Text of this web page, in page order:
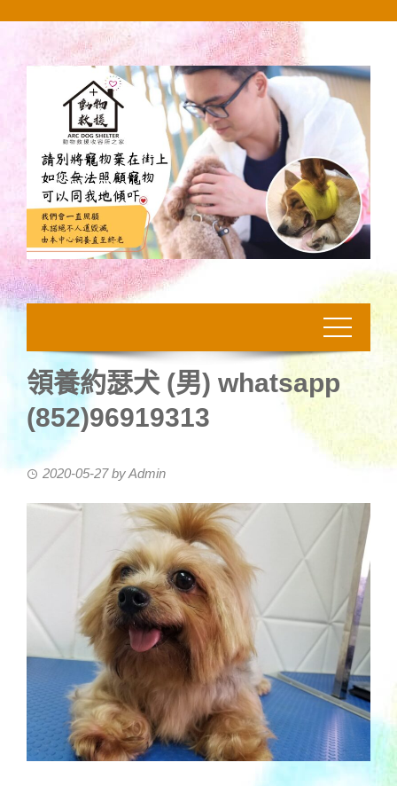
領養約瑟犬 (男) whatsapp
(852)96919313
2020-05-27byAdmin